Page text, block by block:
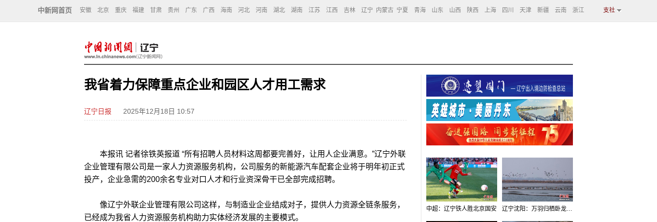
中新网首页 安徽 北京 重庆 福建 甘肃 贵州 广东 广西 海南 河北 河南 湖北 湖南 江苏 江西 吉林 辽宁 内蒙古 宁夏 青海 山东 山西 陕西 上海 四川 天津 新疆 云南 浙江 支社
我省着力保障重点企业和园区人才用工需求
辽宁日报 2025年12月18日 10:57
本报讯 记者徐铁英报道 “所有招聘人员材料这周都要完善好，让用人企业满意。”辽宁外联
企业管理有限公司是一家人力资源服务机构，公司服务的新能源汽车配套企业将于明年初正式
投产，企业急需的200余名专业对口人才和行业资深骨干已全部完成招聘。
像辽宁外联企业管理有限公司这样，与制造业企业结成对子，提供人力资源全链条服务，
已经成为我省人力资源服务机构助力实体经济发展的主要模式。
中超：辽宁铁人胜北京国安 辽宁沈阳：万羽归栖卧龙湖看群鸟齐飞